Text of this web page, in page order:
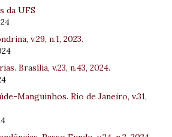
da UFS
v.29, n.1, 2023.
Brasília, v.23, n.43, 2024.
Manguinhos. Rio de Janeiro, v.31,